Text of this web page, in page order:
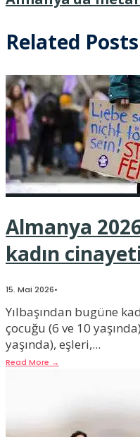
Related Posts
Almanya
kadın
15. Mai 2026•
Yılbaşından bugüne
çocuğu (6 ve 10
yaşında), eşleri,...
Read More →